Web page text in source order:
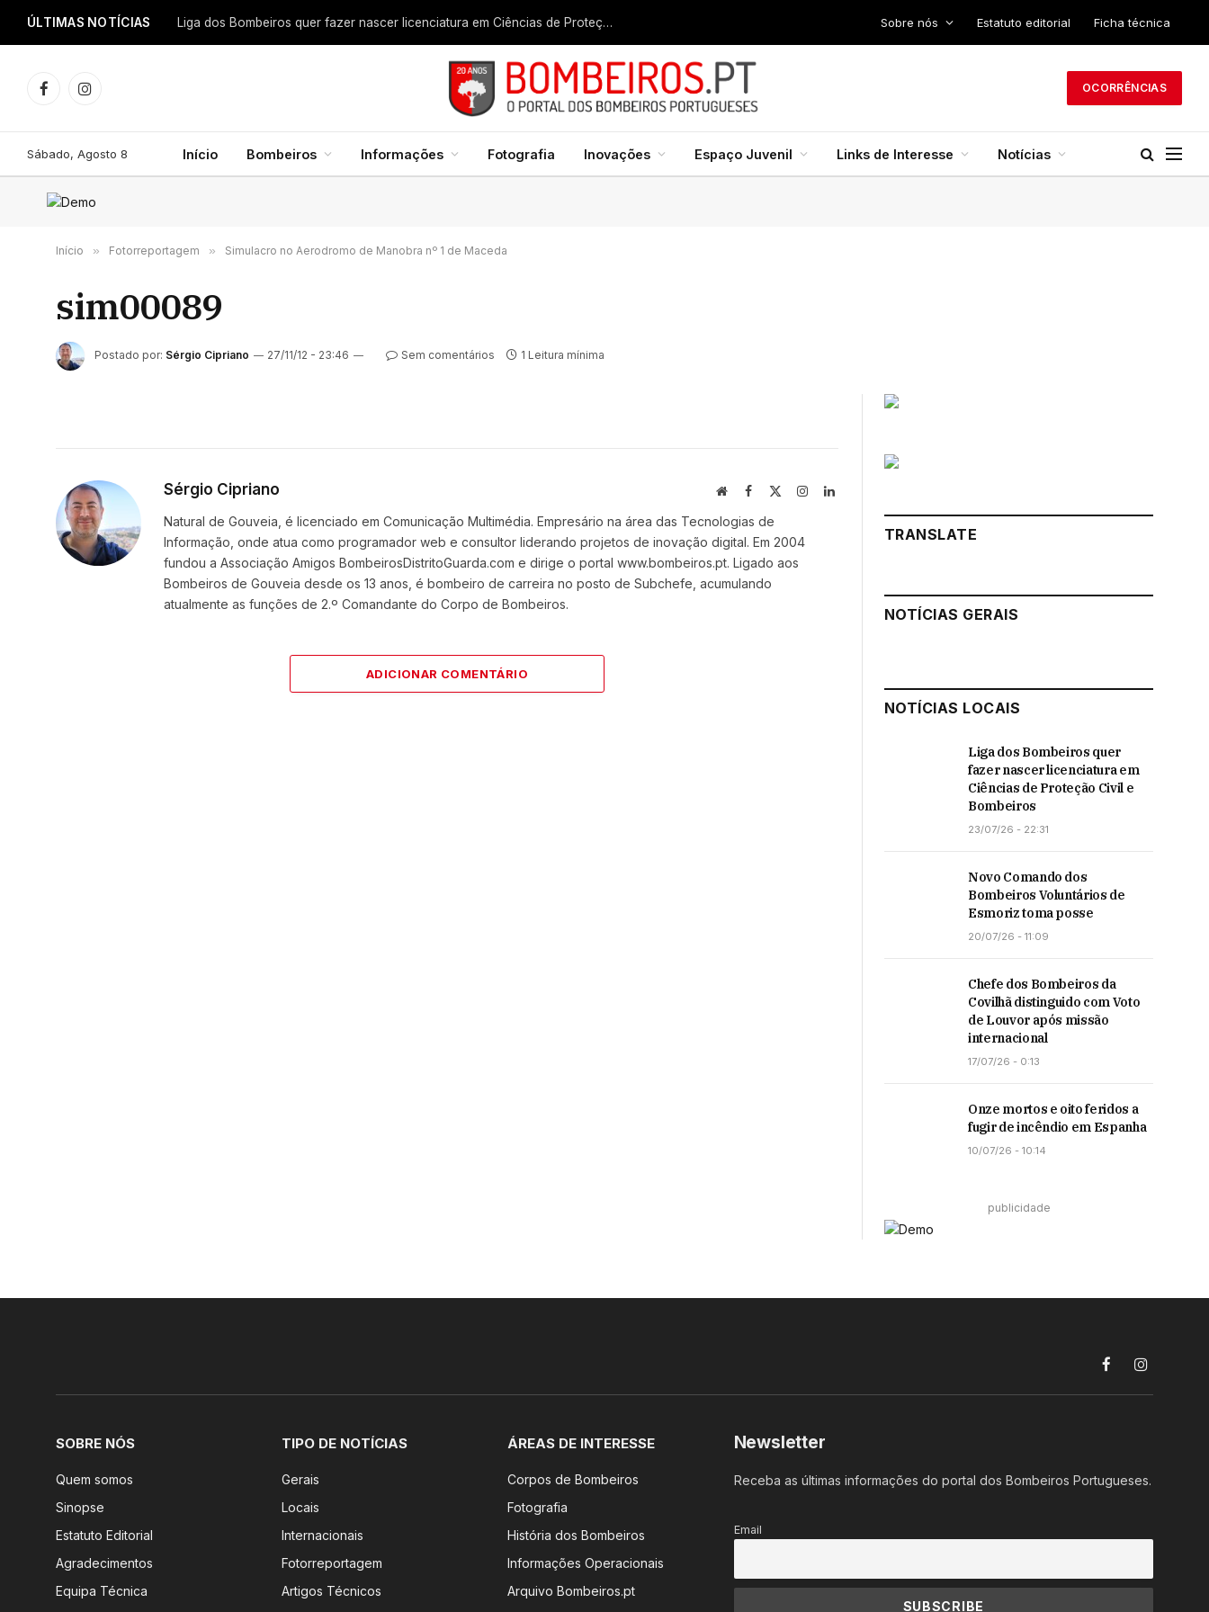
ÚLTIMAS NOTÍCIAS Liga dos Bombeiros quer fazer nascer licenciatura em Ciências de Proteção Civil e Bombeiros Sobre nós Estatuto editorial Ficha técnica
FacebookInstagram
OCORRÊNCIAS
Sábado, Agosto 8 Início Bombeiros Informações Fotografia Inovações Espaço Juvenil Links de Interesse Notícias
Início » Fotorreportagem » Simulacro no Aerodromo de Manobra nº 1 de Maceda
sim00089
Postado por: Sérgio Cipriano 27/11/12 - 23:46 Sem comentários 1 Leitura mínima
Sérgio Cipriano WebsiteFacebook InstagramLinkedIn
Natural de Gouveia, é licenciado em Comunicação Multimédia. Empresário na área das Tecnologias de
Informação, onde atua como programador web e consultor liderando projetos de inovação digital. Em 2004
fundou a Associação Amigos BombeirosDistritoGuarda.com e dirige o portal www.bombeiros.pt. Ligado aos
Bombeiros de Gouveia desde os 13 anos, é bombeiro de carreira no posto de Subchefe, acumulando
atualmente as funções de 2.º Comandante do Corpo de Bombeiros.
ADICIONAR COMENTÁRIO
TRANSLATE
NOTÍCIAS GERAIS
NOTÍCIAS LOCAIS
Liga dos Bombeiros quer
fazer nascer licenciatura em
Ciências de Proteção Civil e
Bombeiros
23/07/26 - 22:31
Novo Comando dos
Bombeiros Voluntários de
Esmoriz toma posse
20/07/26 - 11:09
Chefe dos Bombeiros da
Covilhã distinguido com Voto
de Louvor após missão
internacional
17/07/26 - 0:13
Onze mortos e oito feridos a
fugir de incêndio em Espanha
10/07/26 - 10:14
publicidade
FacebookInstagram
SOBRE NÓS
Quem somos
Sinopse
Estatuto Editorial
Agradecimentos
Equipa Técnica
TIPO DE NOTÍCIAS
Gerais
Locais
Internacionais
Fotorreportagem
Artigos Técnicos
ÁREAS DE INTERESSE
Corpos de Bombeiros
Fotografia
História dos Bombeiros
Informações Operacionais
Arquivo Bombeiros.pt
Newsletter
Receba as últimas informações do portal dos Bombeiros Portugueses.
Email